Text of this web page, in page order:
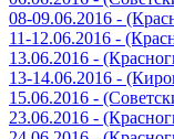
08-09.06.2016 -
11-12.06.2016 -
13.06.2016 -
13-14.06.2016 -
15.06.2016 -
23.06.2016 -